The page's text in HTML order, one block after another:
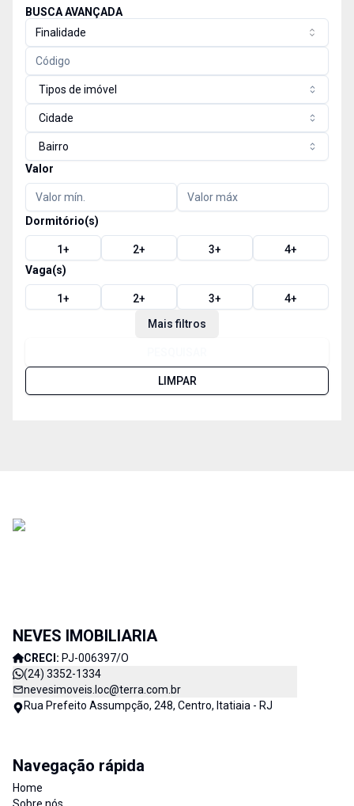
BUSCA AVANÇADA
Finalidade
Tipos de imóvel
Cidade
Bairro
Valor
Dormitório(s)
1+ 2+ 3+ 4+
Vaga(s)
1+ 2+ 3+ 4+
Mais filtros
LIMPAR
NEVES IMOBILIARIA
CRECI: PJ-006397/O
(24) 3352-1334
nevesimoveis.loc@terra.com.br
Rua Prefeito Assumpção, 248, Centro, Itatiaia - RJ
Navegação rápida
Home